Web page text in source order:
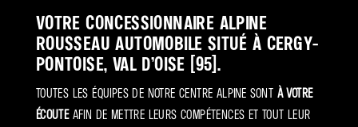
Votre concessionnaire Alpine
Rousseau Automobile situé à cergy-
pontoise, Val d’Oise (95).
Toutes les équipes de notre centre Alpine sont à votre
écouteafin de mettre leurs compétences et tout leur